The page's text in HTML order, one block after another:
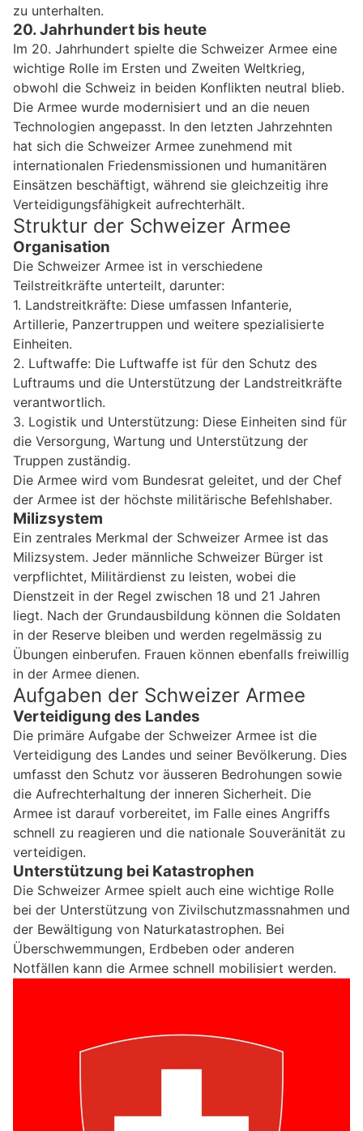
zu unterhalten.
20. Jahrhundert bis heute
Im 20. Jahrhundert spielte die Schweizer Armee eine
wichtige Rolle im Ersten und Zweiten Weltkrieg,
obwohl die Schweiz in beiden Konflikten neutral blieb.
Die Armee wurde modernisiert und an die neuen
Technologien angepasst. In den letzten Jahrzehnten
hat sich die Schweizer Armee zunehmend mit
internationalen Friedensmissionen und humanitären
Einsätzen beschäftigt, während sie gleichzeitig ihre
Verteidigungsfähigkeit aufrechterhält.
Struktur der Schweizer Armee
Organisation
Die Schweizer Armee ist in verschiedene
Teilstreitkräfte unterteilt, darunter:
1. Landstreitkräfte: Diese umfassen Infanterie,
Artillerie, Panzertruppen und weitere spezialisierte
Einheiten.
2. Luftwaffe: Die Luftwaffe ist für den Schutz des
Luftraums und die Unterstützung der Landstreitkräfte
verantwortlich.
3. Logistik und Unterstützung: Diese Einheiten sind für
die Versorgung, Wartung und Unterstützung der
Truppen zuständig.
Die Armee wird vom Bundesrat geleitet, und der Chef
der Armee ist der höchste militärische Befehlshaber.
Milizsystem
Ein zentrales Merkmal der Schweizer Armee ist das
Milizsystem. Jeder männliche Schweizer Bürger ist
verpflichtet, Militärdienst zu leisten, wobei die
Dienstzeit in der Regel zwischen 18 und 21 Jahren
liegt. Nach der Grundausbildung können die Soldaten
in der Reserve bleiben und werden regelmässig zu
Übungen einberufen. Frauen können ebenfalls freiwillig
in der Armee dienen.
Aufgaben der Schweizer Armee
Verteidigung des Landes
Die primäre Aufgabe der Schweizer Armee ist die
Verteidigung des Landes und seiner Bevölkerung. Dies
umfasst den Schutz vor äusseren Bedrohungen sowie
die Aufrechterhaltung der inneren Sicherheit. Die
Armee ist darauf vorbereitet, im Falle eines Angriffs
schnell zu reagieren und die nationale Souveränität zu
verteidigen.
Unterstützung bei Katastrophen
Die Schweizer Armee spielt auch eine wichtige Rolle
bei der Unterstützung von Zivilschutzmassnahmen und
der Bewältigung von Naturkatastrophen. Bei
Überschwemmungen, Erdbeben oder anderen
Notfällen kann die Armee schnell mobilisiert werden.